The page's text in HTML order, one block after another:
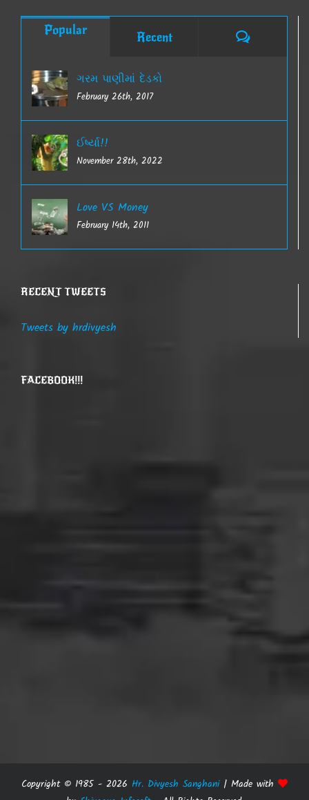
Popular Recent Comments
ગરમ પાણીમાં દેડકો
February 26th, 2017
ઈર્ષ્યા!!
November 28th, 2022
Love VS Money
February 14th, 2011
RECENT TWEETS
Tweets by hrdivyesh
FACEBOOK!!!
Copyright © 1985 - 2026 Hr. Divyesh Sanghani| Made with